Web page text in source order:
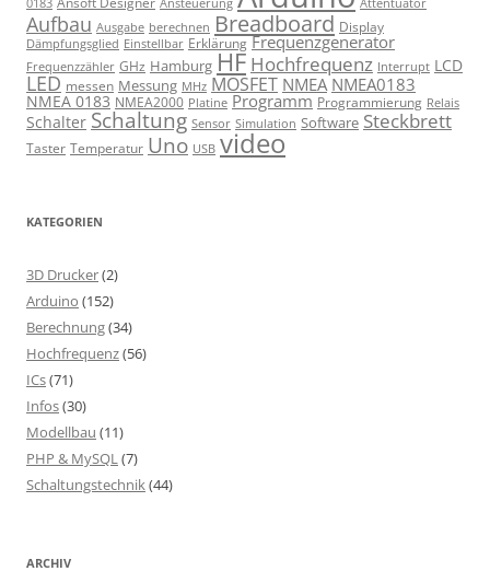
0183
Aufbau Ausgabe berechnen Breadboard Display
Dämpfungsglied Einstellbar Erklärung Frequenzgenerator
Frequenzzähler GHz Hamburg HF Hochfrequenz Interrupt LCD
LED messen Messung MHz MOSFET NMEA NMEA0183
NMEA 0183 NMEA2000 Platine Programm Programmierung Relais
Schalter Schaltung Sensor Simulation Software Steckbrett
Taster Temperatur Uno USB video
KATEGORIEN
3D Drucker(2)
Arduino (152)
Berechnung(34)
Hochfrequenz(56)
ICs(71)
Infos(30)
Modellbau (11)
PHP & MySQL(7)
Schaltungstechnik(44)
ARCHIV